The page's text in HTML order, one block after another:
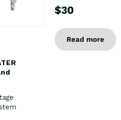
$30
Read more